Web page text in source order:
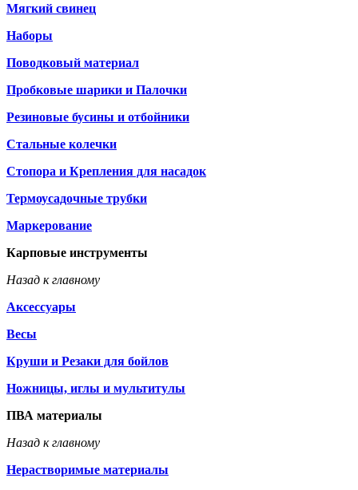
Мягкий свинец
Наборы
Поводковый материал
Пробковые шарики и Палочки
Резиновые бусины и отбойники
Стальные колечки
Стопора и Крепления для насадок
Термоусадочные трубки
Маркерование
Карповые инструменты
Назад к главному
Аксессуары
Весы
Круши и Резаки для бойлов
Ножницы, иглы и мультитулы
ПВА материалы
Назад к главному
Нерастворимые материалы